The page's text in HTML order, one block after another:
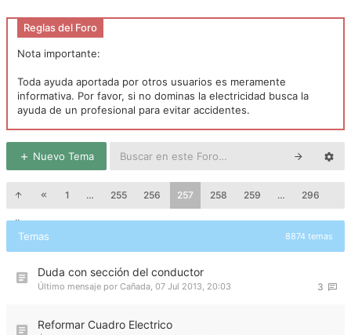
Reglas del Foro
Nota importante:
Toda ayuda aportada por otros usuarios es meramente
informativa. Por favor, si no dominas la electricidad busca la
ayuda de un profesional para evitar accidentes.
Nuevo Tema
1 … 255 256 257 258 259 … 296
Temas 8874 temas
Duda con sección del conductor
3
Último mensaje por Cañada, 07 Jul 2013, 20:03
Reformar Cuadro Electrico